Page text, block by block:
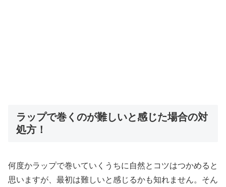
ラップで巻くのが難しいと感じた場合の対
処方！
何度かラップで巻いていくうちに自然とコツはつかめると
思いますが、最初は難しいと感じるかも知れません。そん